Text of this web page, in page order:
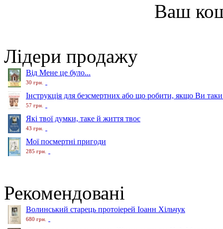
Ваш
Лідери продажу
Від Мене це було...
30 грн.
Інструкція для безсмертних або що робити, якщо Ви
57 грн.
Які твої думки, таке й життя твоє
43 грн.
Мої посмертні пригоди
285 грн.
Рекомендовані
Волинський старець протоіерей Іоанн Хільчук
680 грн.